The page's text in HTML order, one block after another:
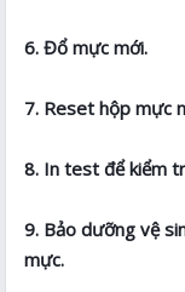
6. Đổ mực mới.
7. Reset hộp mực
8. In test để kiểm
9. Bảo dưỡng vệ
mực.